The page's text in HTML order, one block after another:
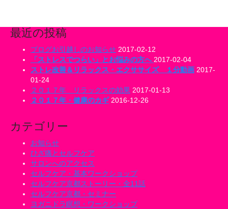
最近の投稿
ブログお引越しのお知らせ 2017-02-12
「ストレスでつらい」とお悩みの方へ 2017-02-04
ストレ改善＆リラックス・エクササイズ １分動画 2017-
01-24
２０１７年 リラックスの効果 2017-01-13
２０１７年・健康のカギ 2016-12-26
カテゴリー
お知らせ
ひざ痛とセルフケア
サロンへのアクセス
セルフケア・基本ワークショップ
セルフケア京都ストーリー・全11話
セルフケア京都・セミナー
ヨガニドラ瞑想・ワークショップ